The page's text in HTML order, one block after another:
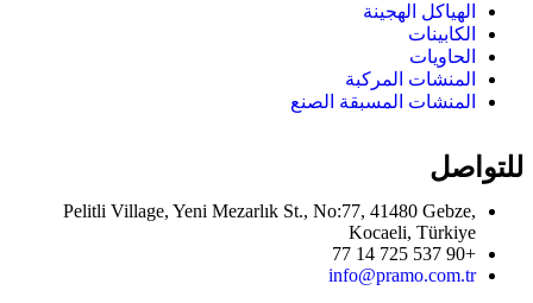
الهياكل الهجينة
الكابينات
الحاويات
المنشات المركبة
المنشات المسبقة الصنع
للتواصل
Pelitli Village, Yeni Mezarlık St., No:77, 41480 Gebze,
Kocaeli, Türkiye
+90 537 725 14 77
info@pramo.com.tr